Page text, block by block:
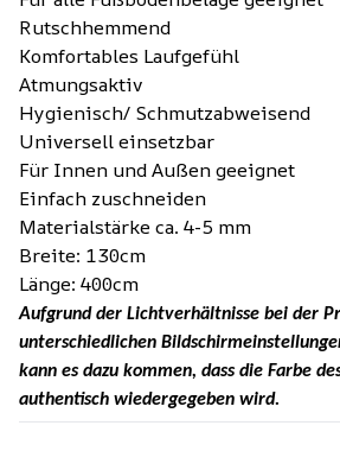
Rutschhemmend
Komfortables Laufgefühl
Atmungsaktiv
Hygienisch/ Schmutzabweisend
Universell einsetzbar
Für Innen und Außen geeignet
Einfach zuschneiden
Materialstärke ca. 4-5 mm
Breite: 130cm
Länge: 400cm
Aufgrund der Lichtverhältnisse bei der
unterschiedlichen
kann es dazu kommen, dass die Farbe
authentisch wiedergegeben wird.